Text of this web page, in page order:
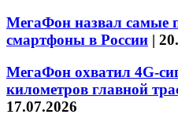
МегаФон назвал самые
смартфоны в России |
МегаФон охватил 4G-
километров главной
17.07.2026